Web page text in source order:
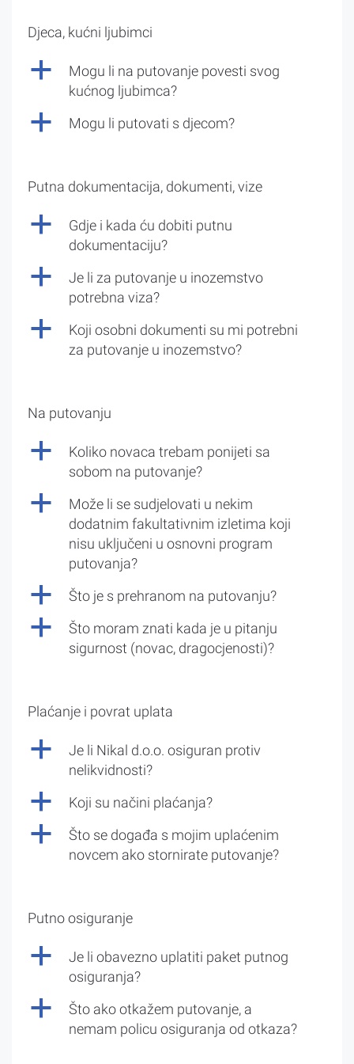
Djeca, kućni ljubimci
a
Mogu li na putovanje povesti svog
kućnog ljubimca?
a Mogu li putovati s djecom?
Putna dokumentacija, dokumenti, vize
a
Gdje i kada ću dobiti putnu
dokumentaciju?
a
Je li za putovanje u inozemstvo
potrebna viza?
a
Koji osobni dokumenti su mi potrebni
za putovanje u inozemstvo?
Na putovanju
a
Koliko novaca trebam ponijeti sa
sobom na putovanje?
a
Može li se sudjelovati u nekim
dodatnim fakultativnim izletima koji
nisu uključeni u osnovni program
putovanja?
a Što je s prehranom na putovanju?
a
Što moram znati kada je u pitanju
sigurnost (novac, dragocjenosti)?
Plaćanje i povrat uplata
a
Je li Nikal d.o.o. osiguran protiv
nelikvidnosti?
a Koji su načini plaćanja?
a
Što se događa s mojim uplaćenim
novcem ako stornirate putovanje?
Putno osiguranje
a
Je li obavezno uplatiti paket putnog
osiguranja?
a
Što ako otkažem putovanje, a
nemam policu osiguranja od otkaza?